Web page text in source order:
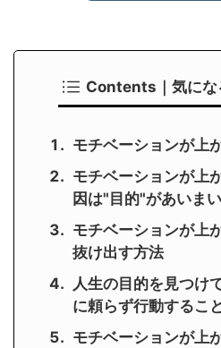
Contents｜気にな
モチベーションが上
モチベーションが上
因は"目的"があいま
モチベーションが上
抜け出す方法
人生の目的を見つけ
に頼らず行動するこ
モチベーションが上